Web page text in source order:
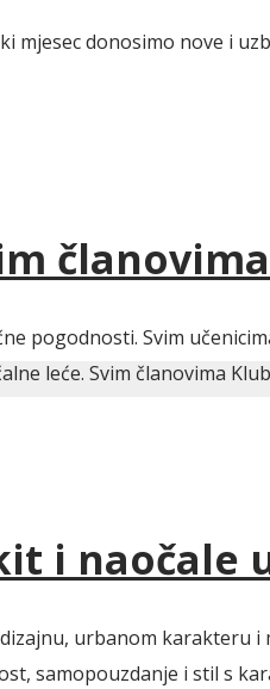
mjesec donosimo nove i
pogodnosti. Svim
leće. Svim članovima
i naočale
urbanom karakteru
samopouzdanje i stil s